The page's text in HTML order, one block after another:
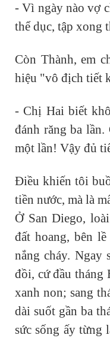
- Vì ngày nào vợ
thể dục, tập xong
Còn Thành, em
hiệu "vô địch tiết
- Chị Hai biết
đánh răng ba
một lần! Vậy đủ
Điều khiến tôi
tiền nước, mà là
Ở San Diego,
đất hoang, bên
nắng cháy. Ngay
đồi, cứ đầu tháng
xanh non; sang
dài suốt gần ba
sức sống ấy từng